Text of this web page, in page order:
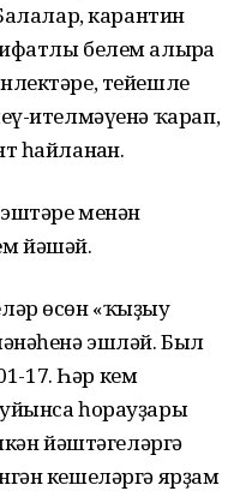
карантин
белем алырға
тейешле
ителмәүенә ҡарап,
һайланған.
менән
йәшәй.
өсөн «ҡыҙыу
эшләй. Был
17. Һәр кем
һорауҙары
йәштәгеләргә
кешеләргә ярҙам